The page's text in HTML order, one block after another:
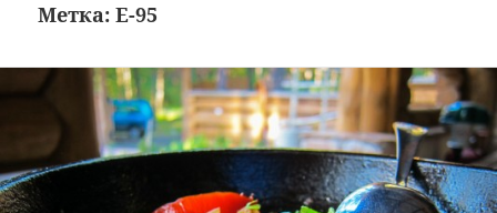
Метка:E-95